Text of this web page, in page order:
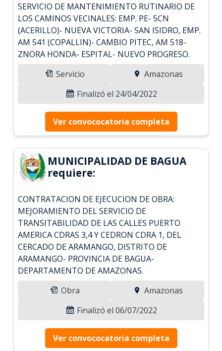
SERVICIO DE MANTENIMIENTO RUTINARIO DE
LOS CAMINOS VECINALES: EMP. PE- 5CN
(ACERILLO)- NUEVA VICTORIA- SAN ISIDRO, EMP.
AM 541 (COPALLIN)- CAMBIO PITEC, AM 518-
ZNORA HONDA- ESPITAL- NUEVO PROGRESO.
Servicio
Amazonas
Finalizó el 24/04/2022
Ver convococatoria completa
MUNICIPALIDAD DE BAGUA
requiere:
CONTRATACION DE EJECUCION DE OBRA:
MEJORAMIENTO DEL SERVICIO DE
TRANSITABILIDAD DE LAS CALLES PUERTO
AMERICA CDRAS 3,4 Y CEDRON CDRA 1, DEL
CERCADO DE ARAMANGO, DISTRITO DE
ARAMANGO- PROVINCIA DE BAGUA-
DEPARTAMENTO DE AMAZONAS.
Obra
Amazonas
Finalizó el 06/07/2022
Ver convococatoria completa